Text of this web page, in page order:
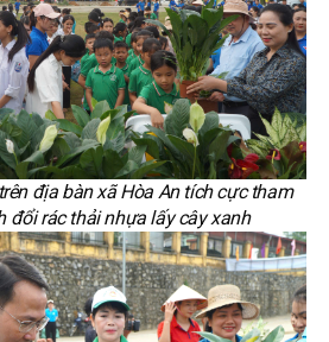
địa bàn xã Hòa An tích cực tham
đổi rác thải nhựa lấy cây xanh